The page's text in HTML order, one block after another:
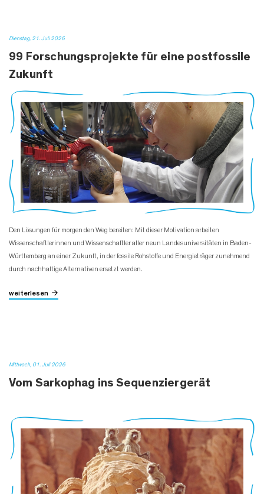
Dienstag, 21. Juli 2026
99 Forschungsprojekte für eine postfossile
Zukunft
Den Lösungen für morgen den Weg bereiten: Mit dieser Motivation arbeiten
Wissenschaftlerinnen und Wissenschaftler aller neun Landesuniversitäten in Baden-
Württemberg an einer Zukunft, in der fossile Rohstoffe und Energieträger zunehmend
durch nachhaltige Alternativen ersetzt werden.
weiterlesen
Mittwoch, 01. Juli 2026
Vom Sarkophag ins Sequenziergerät